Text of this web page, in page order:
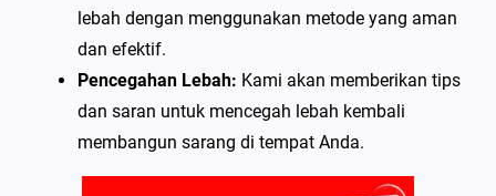
lebah dengan menggunakan metode yang aman
dan efektif.
Pencegahan Lebah: Kami akan memberikan tips
dan saran untuk mencegah lebah kembali
membangun sarang di tempat Anda.